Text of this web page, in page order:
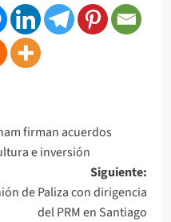
firman acuerdos
e inversión
Siguiente:
de Paliza con dirigencia
del PRM en Santiago